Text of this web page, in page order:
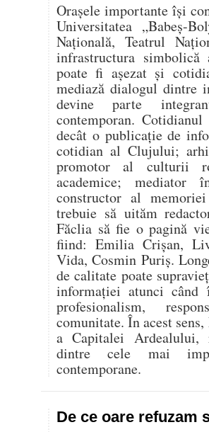
Orașele importante își
Universitatea „Babeș-
Națională, Teatrul
infrastructura
poate fi așezat și
mediază dialogul dintre
devine parte
contemporan.
decât o publicație de
cotidian al Clujului;
promotor al culturii
academice; mediator
constructor al
trebuie să uităm
Făclia să fie o pagină
fiind: Emilia Crișan,
Vida, Cosmin Puriș.
de calitate poate
informației atunci când
profesionalism,
comunitate. În acest
a Capitalei Ardealului,
dintre cele mai
contemporane.
De ce oare